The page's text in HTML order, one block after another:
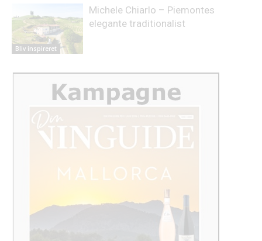
Bliv inspireret
Michele Chiarlo – Piemontes
elegante traditionalist